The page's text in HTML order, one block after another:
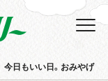
今日もいい日。おみやげ